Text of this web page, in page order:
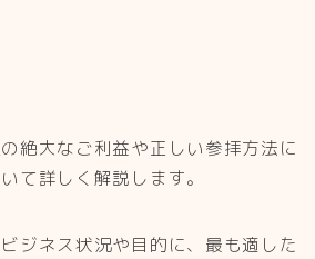
絶大なご利益や正しい参拝方法に
て詳しく解説します。
ジネス状況や目的に、最も適した